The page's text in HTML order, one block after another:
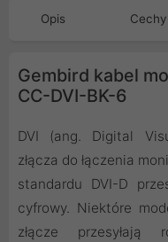
Opis Cechy
Gembird kabel
CC-DVI-BK-6
DVI (ang. Digital
złącza do łączenia
standardu DVI-D
cyfrowy. Niektóre
złącze